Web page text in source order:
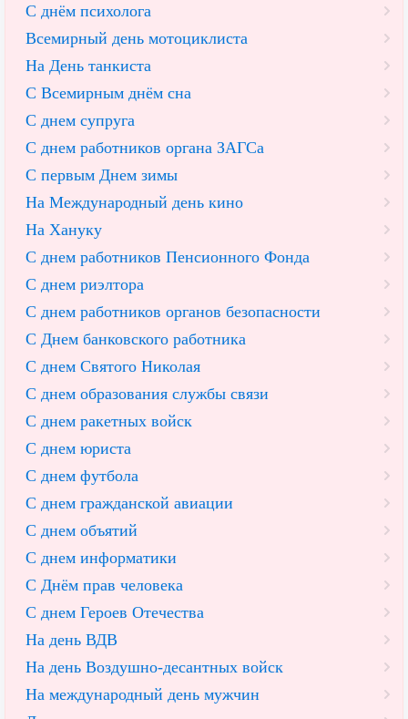
С днём психолога
Всемирный день мотоциклиста
На День танкиста
С Всемирным днём сна
С днем супруга
С днем работников органа ЗАГСа
С первым Днем зимы
На Международный день кино
На Хануку
С днем работников Пенсионного Фонда
С днем риэлтора
С днем работников органов безопасности
С Днем банковского работника
С днем Святого Николая
С днем образования службы связи
С днем ракетных войск
С днем юриста
С днем футбола
С днем гражданской авиации
С днем объятий
С днем информатики
С Днём прав человека
С днем Героев Отечества
На день ВДВ
На день Воздушно-десантных войск
На международный день мужчин